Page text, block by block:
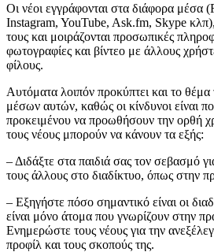
Οι νέοι εγγράφονται στα διάφορα μέσα
Instagram, YouTube, Ask.fm, Skype
τους και μοιράζονται προσωπικές
φωτογραφίες και βίντεο με άλλους
φίλους.
Αυτόματα λοιπόν προκύπτει και το
μέσων αυτών, καθώς οι κίνδυνοι είναι
προκειμένου να προωθήσουν την ορθή
τους νέους μπορούν να κάνουν τα εξής:
– Διδάξτε στα παιδιά σας τον σεβασμό
τους άλλους στο διαδίκτυο, όπως στην
– Εξηγήστε πόσο σημαντικό είναι οι
είναι μόνο άτομα που γνωρίζουν στην
Ενημερώστε τους νέους για την
προφίλ και τους σκοπούς της.